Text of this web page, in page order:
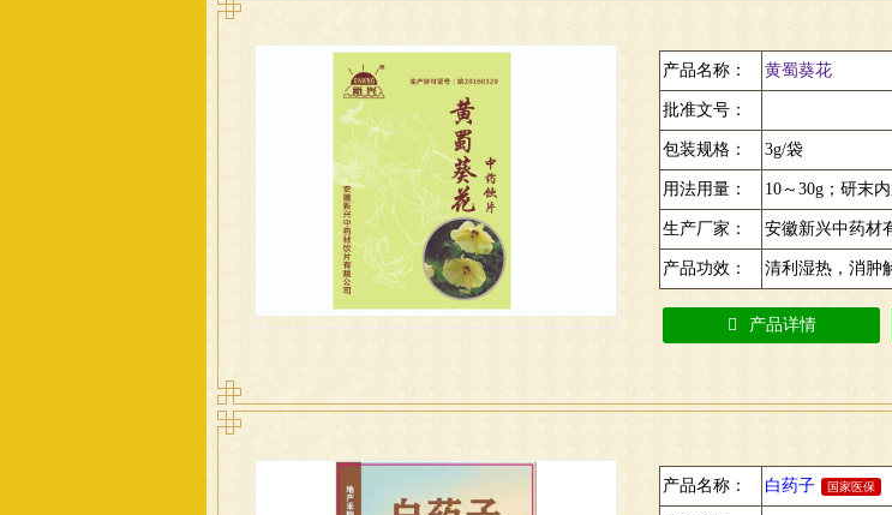
产品名称： 黄蜀葵花
批准文号：
包装规格： 3g/袋
用法用量： 10～30g；研末
生产厂家： 安徽新兴中药材
产品功效： 清利湿热，消肿
产品详情
产品名称： 白药子 国家医保